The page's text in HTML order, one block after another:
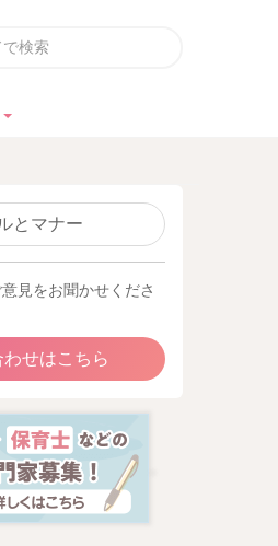
とマナー
見をお聞かせくださ
せはこちら